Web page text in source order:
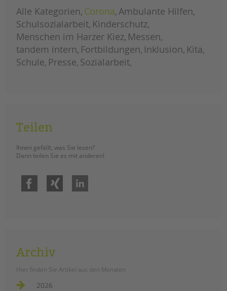
weiterlesender
rbb
zu
besuch
bei
der
konfliktslots*innenausbildung
der
cauerschule
Alle Kategorien Corona Ambulante Hilfen
Schulsozialarbeit Kinderschutz
Menschen im Harzer Kiez Messen
tandem intern Fortbildungen Inklusion Kita
Schule Presse Sozialarbeit
Teilen
Ihnen gefällt, was Sie lesen?
Dann teilen Sie es mit anderen!
Facebook Xing
Archiv
Hier finden Sie Artikel aus den Monaten
2026